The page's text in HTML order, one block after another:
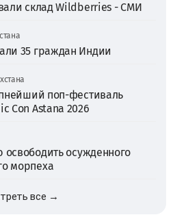
склад Wildberries - СМИ
35 граждан Индии
поп-фестиваль
Con Astana 2026
осужденного
морпеха
все →